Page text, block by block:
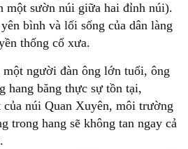
một sườn núi giữa hai đỉnh núi).
bình và lối sống của dân làng
thống cổ xưa.
người đàn ông lớn tuổi, ông
băng thực sự tồn tại,
của núi Quan Xuyên, môi trường
trong hang sẽ không tan ngay cả